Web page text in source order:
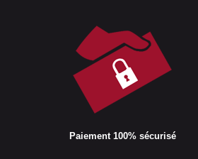
Paiement 100% sécurisé